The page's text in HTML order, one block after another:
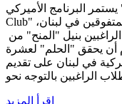
يستمر البرنامج الأميركي " Education USA Competitive College
Club" بتقديم المساعدات التعليمية للطلاب المتفوقين في ​لبنان​،
بنيل "المنح" من
أن يحقق "الحلم" لعشرة
في لبنان على تقديم
إقرأ المزيد